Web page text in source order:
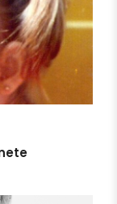
MOST.
es-ujrakezdte/
a francnak!
erőltetjük, a